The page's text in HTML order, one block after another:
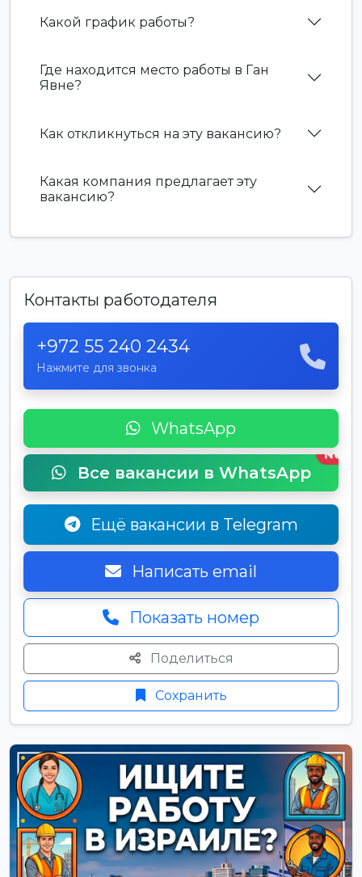
Какой график работы?
Где находится место работы в Ган
Явне?
Как откликнуться на эту вакансию?
Какая компания предлагает эту
вакансию?
Контакты работодателя
+972 55 240 2434
Нажмите для звонка
WhatsApp
Все вакансии в WhatsApp
New
Ещё вакансии в Telegram
Написать email
Показать номер
Поделиться
Сохранить